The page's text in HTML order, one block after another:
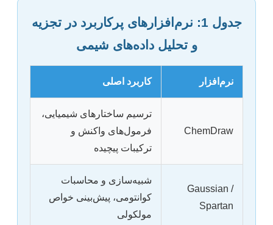
جدول 1: نرم‌افزارهای پرکاربرد در تجزیه
و تحلیل داده‌های شیمی
نرم‌افزار کاربرد اصلی
ChemDraw
ترسیم ساختارهای شیمیایی،
فرمول‌های واکنش و
ترکیبات پیچیده
Gaussian /
Spartan
شبیه‌سازی و محاسبات
کوانتومی، پیش‌بینی خواص
مولکولی